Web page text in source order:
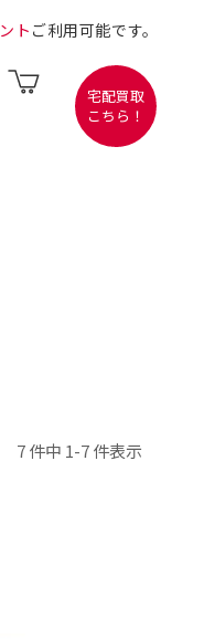
トご利用可能です。
宅配買取
こちら！
7 件中 1-7 件表示